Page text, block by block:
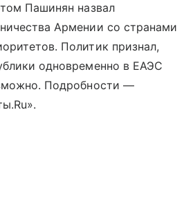
Пашинян назвал
Армении со странами
Политик признал,
одновременно в ЕАЭС
Подробности —